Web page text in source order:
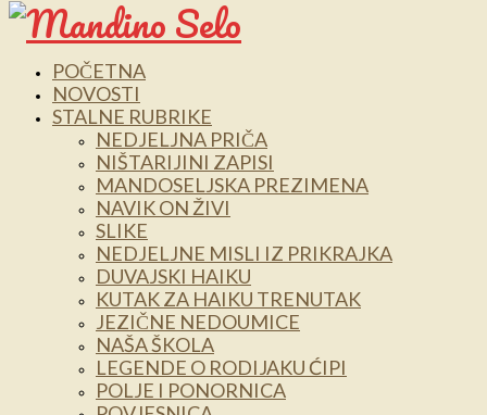
POČETNA
NOVOSTI
STALNE RUBRIKE
NEDJELJNA PRIČA
NIŠTARIJINI ZAPISI
MANDOSELJSKA PREZIMENA
NAVIK ON ŽIVI
SLIKE
NEDJELJNE MISLI IZ PRIKRAJKA
DUVAJSKI HAIKU
KUTAK ZA HAIKU TRENUTAK
JEZIČNE NEDOUMICE
NAŠA ŠKOLA
LEGENDE O RODIJAKU ĆIPI
POLJE I PONORNICA